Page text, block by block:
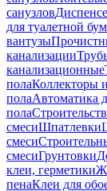
санузлов
для туалетной
вантузы
канализации
канализационные
полаКоллекторы
полаАвтоматика
пола
смесиШпатлевки
смеси
смесиГрунтовки
клеи, герметики
пенаКлеи для